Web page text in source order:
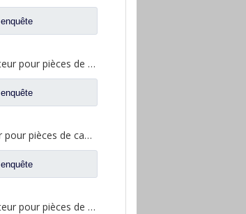
enquête
Support de moteur pour pièces de camion lourd Foton Auman H4101050201A0
enquête
Support moteur pour pièces de camion lourd Foton Auman 1325110102002 1325110102003
enquête
Support de moteur pour pièces de camion lourd Foton Auman H4101050002A0 H4101050001AO